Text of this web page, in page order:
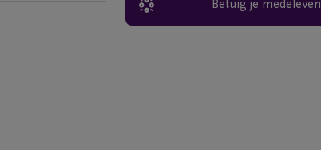
Betuig je medeleven